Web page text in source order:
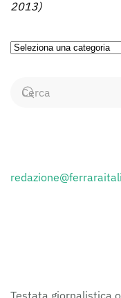
2013)
Ricerca
Categorie